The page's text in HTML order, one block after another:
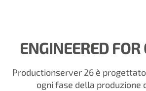
ENGINEERED
Productionserver 26 è
ogni fase della produzione